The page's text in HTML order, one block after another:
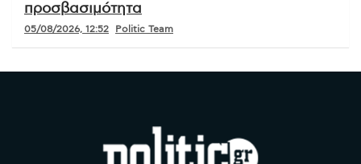
προσβασιμότητα
05/08/2026, 12:52 Politic Team